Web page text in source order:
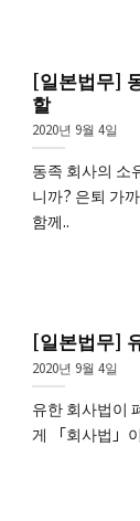
[일본법무]
할
2020년 9월 4일
동족 회사의 소
니까? 은퇴 가
함께..
[일본법무]
2020년 9월 4일
유한 회사법이
게 「회사법」